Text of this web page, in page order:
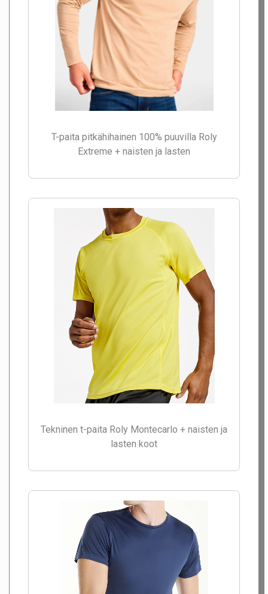
T-paita pitkähihainen 100% puuvilla Roly
Extreme + naisten ja lasten
Tekninen t-paita Roly Montecarlo + naisten ja
lasten koot